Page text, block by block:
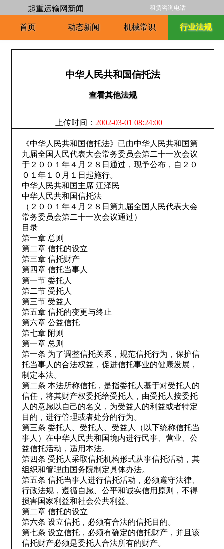
起重运输网新闻 租赁咨询电话
首页 动态新闻 机械常识 行业法规
中华人民共和国信托法
查看其他法规
上传时间： 2002-03-01 08:24:00
《中华人民共和国信托法》已由中华人民共和国第
九届全国人民代表大会常务委员会第二十一次会议
于２００１年４月２８日通过，现予公布，自２０
０１年１０月１日起施行。
中华人民共和国主席 江泽民
中华人民共和国信托法
（２００１年４月２８日第九届全国人民代表大会
常务委员会第二十一次会议通过）
目录
第一章 总则
第二章 信托的设立
第三章 信托财产
第四章 信托当事人
第一节 委托人
第二节 受托人
第三节 受益人
第五章 信托的变更与终止
第六章 公益信托
第七章 附则
第一章 总则
第一条 为了调整信托关系，规范信托行为，保护信
托当事人的合法权益，促进信托事业的健康发展，
制定本法。
第二条 本法所称信托，是指委托人基于对受托人的
信任，将其财产权委托给受托人，由受托人按委托
人的意愿以自己的名义，为受益人的利益或者特定
目的，进行管理或者处分的行为。
第三条 委托人、受托人、受益人（以下统称信托当
事人）在中华人民共和国境内进行民事、营业、公
益信托活动，适用本法。
第四条 受托人采取信托机构形式从事信托活动，其
组织和管理由国务院制定具体办法。
第五条 信托当事人进行信托活动，必须遵守法律、
行政法规，遵循自愿、公平和诚实信用原则，不得
损害国家利益和社会公共利益。
第二章 信托的设立
第六条 设立信托，必须有合法的信托目的。
第七条 设立信托，必须有确定的信托财产，并且该
信托财产必须是委托人合法所有的财产。